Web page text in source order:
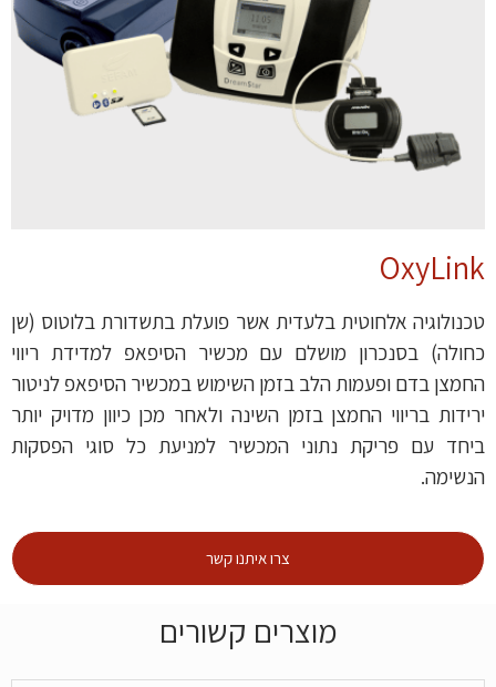
OxyLink
טכנולוגיה אלחוטית בלעדית אשר פועלת בתשדורת בלוטוס (שן
כחולה) בסנכרון מושלם עם מכשיר הסיפאפ למדידת ריווי
החמצן בדם ופעמות הלב בזמן השימוש במכשיר הסיפאפ לניטור
ירידות בריווי החמצן בזמן השינה ולאחר מכן כיוון מדויק יותר
ביחד עם פריקת נתוני המכשיר למניעת כל סוגי הפסקות
הנשימה.
צרו איתנו קשר
מוצרים קשורים